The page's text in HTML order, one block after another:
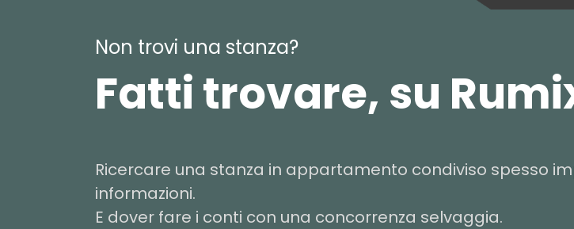
Non trovi una stanza?
Fatti trovare, su
Ricercare una stanza in appartamento condiviso spesso
informazioni.
E dover fare i conti con una concorrenza selvaggia.